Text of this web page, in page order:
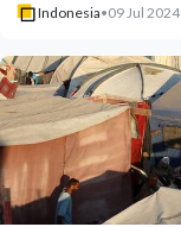
Indonesia•09 Jul 2024